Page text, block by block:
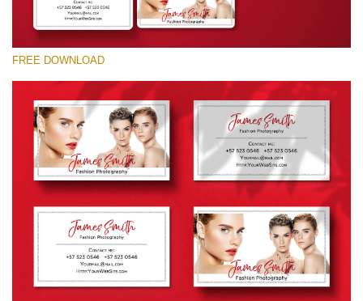
Выберите Вариант
Free Template #48
Photography Flyer Template
Скачать Бесплатно
FREE DOWNLOAD